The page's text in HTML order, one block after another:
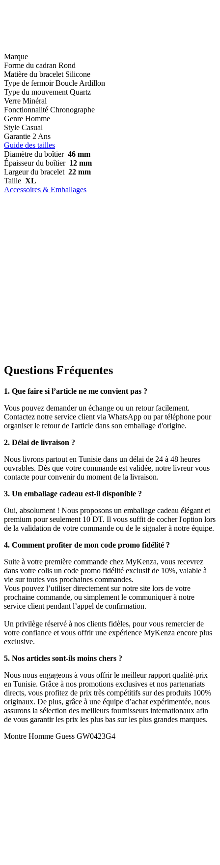
Marque
Forme du cadran Rond
Matière du bracelet Silicone
Type de fermoir Boucle Ardillon
Type du mouvement Quartz
Verre Minéral
Fonctionnalité Chronographe
Genre Homme
Style Casual
Garantie 2 Ans
Guide des tailles
Diamètre du boîtier 46 mm
Épaisseur du boîtier 12 mm
Largeur du bracelet 22 mm
Taille XL
Accessoires & Emballages
Questions Fréquentes
1. Que faire si l’article ne me convient pas ?
Vous pouvez demander un échange ou un retour facilement.
Contactez notre service client via WhatsApp ou par téléphone pour
organiser le retour de l'article dans son emballage d'origine.
2. Délai de livraison ?
Nous livrons partout en Tunisie dans un délai de 24 à 48 heures
ouvrables. Dès que votre commande est validée, notre livreur vous
contacte pour convenir du moment de la livraison.
3. Un emballage cadeau est-il disponible ?
Oui, absolument ! Nous proposons un emballage cadeau élégant et
premium pour seulement 10 DT. Il vous suffit de cocher l'option lors
de la validation de votre commande ou de le signaler à notre équipe.
4. Comment profiter de mon code promo fidélité ?
Suite à votre première commande chez MyKenza, vous recevrez
dans votre colis un code promo fidélité exclusif de 10%, valable à
vie sur toutes vos prochaines commandes.
Vous pouvez l’utiliser directement sur notre site lors de votre
prochaine commande, ou simplement le communiquer à notre
service client pendant l’appel de confirmation.
Un privilège réservé à nos clients fidèles, pour vous remercier de
votre confiance et vous offrir une expérience MyKenza encore plus
exclusive.
5. Nos articles sont-ils moins chers ?
Nous nous engageons à vous offrir le meilleur rapport qualité-prix
en Tunisie. Grâce à nos promotions exclusives et nos partenariats
directs, vous profitez de prix très compétitifs sur des produits 100%
originaux. De plus, grâce à une équipe d’achat expérimentée, nous
assurons la sélection des meilleurs fournisseurs internationaux afin
de vous garantir les prix les plus bas sur les plus grandes marques.
Montre Homme Guess GW0423G4